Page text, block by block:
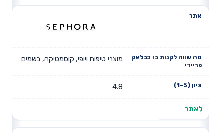
מוצרי טיפוח ויופי, קוסמטיקה, בשמים
4.8
לאתר